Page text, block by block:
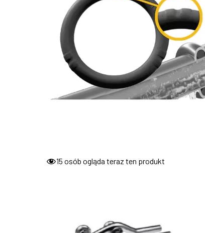
15 osób ogląda teraz ten produkt